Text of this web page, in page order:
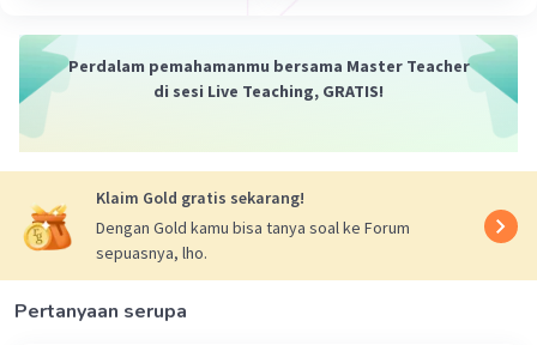
Iklan
Perdalam pemahamanmu bersama Master Teacher
di sesi Live Teaching, GRATIS!
Klaim Gold gratis sekarang!
Dengan Gold kamu bisa tanya soal ke Forum
sepuasnya, lho.
Pertanyaan serupa